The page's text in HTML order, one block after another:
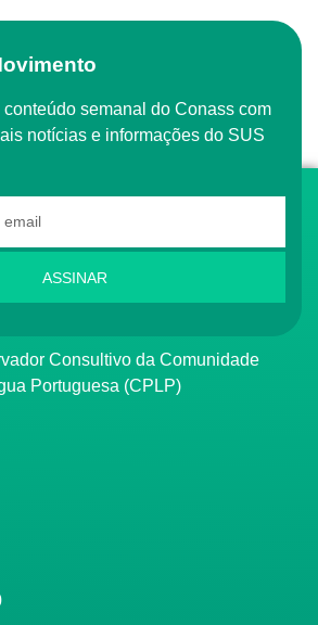
conteúdo semanal do Conass com
notícias e informações do SUS
ASSINAR
Consultivo da Comunidade
Portuguesa (CPLP)